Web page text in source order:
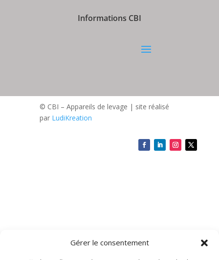
Gérer le consentement
Informations CBI
© CBI – Appareils de levage | site réalisé
par LudiKreation